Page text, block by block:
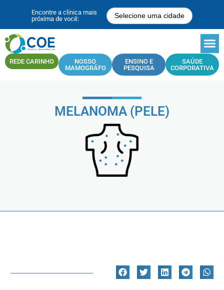
Encontre a clínica mais
próxima de você:
Selecione uma cidade
REDE CARINHO
NOSSO
MAMOGRÁFO
ENSINO E
PESQUISA
SAÚDE
CORPORATIVA
MELANOMA (PELE)